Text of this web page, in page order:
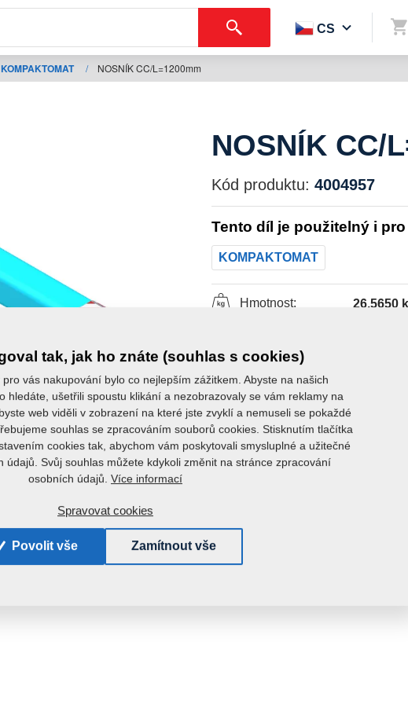
CS
KOMPAKTOMAT / NOSNÍK CC/L=1200mm
NOSNÍK CC/
Kód produktu: 4004957
Tento díl je použitelný i
KOMPAKTOMAT
Hmotnost: 26,5650
tak, jak ho znáte (souhlas s cookies)
vás nakupování bylo co nejlepším zážitkem. Abyste na našich
hledáte, ušetřili spoustu klikání a nezobrazovaly se vám reklamy na
web viděli v zobrazení na které jste zvyklí a nemuseli se pokaždé
souhlas se zpracováním souborů cookies. Stisknutím tlačítka
cookies tak, abychom vám poskytovali smysluplné a užitečné
údajů. Svůj souhlas můžete kdykoli změnit na stránce zpracování
osobních údajů. Více informací
Spravovat cookies
Povolit vše Zamítnout vše